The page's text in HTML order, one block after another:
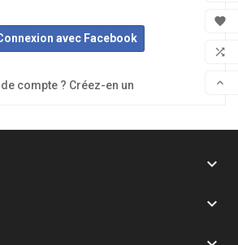



avec Facebook
de compte ? Créez-en un

